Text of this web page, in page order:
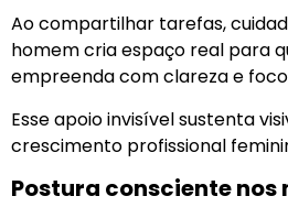
Ao compartilhar tarefas,
homem cria espaço real para
empreenda com clareza e
Esse apoio invisível sustenta
crescimento profissional
Postura consciente nos